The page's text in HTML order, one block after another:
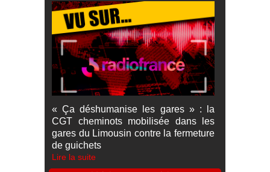
« Ça déshumanise les gares » : la
CGT cheminots mobilisée dans les
gares du Limousin contre la fermeture
de guichets
Lire la suite